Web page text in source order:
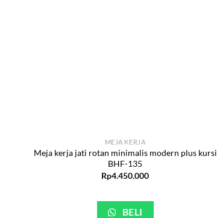
MEJA KERJA
Meja kerja jati rotan minimalis modern plus kursi
BHF-135
Rp4.450.000
BELI